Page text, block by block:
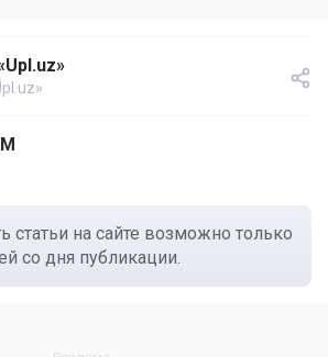
статьи на сайте возможно только
со дня публикации.